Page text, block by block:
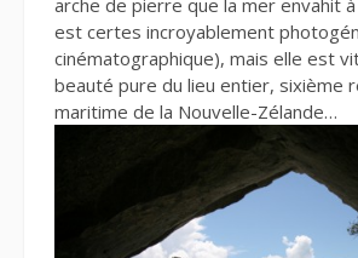
arche de pierre que la mer envahit
est certes incroyablement
cinématographique), mais elle est
beauté pure du lieu entier, sixième
maritime de la Nouvelle-Zélande…